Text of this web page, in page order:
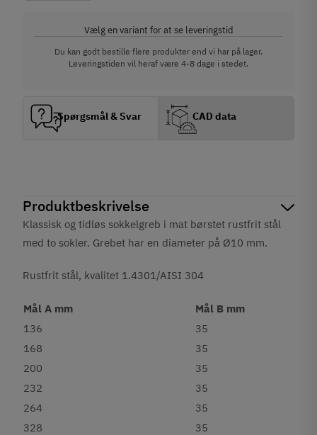
Produktbeskrivelse
Klassisk og tidløs sokkelgreb i mat børstet rustfrit stål
med to sokler. Grebet har en diameter på Ø10 mm.
Rustfrit stål, kvalitet 1.4301/AISI 304
Mål A mm
Mål B mm
136
35
168
35
200
35
232
35
264
35
328
35
Vælg en variant for at se leveringstid
Du kan godt bestille flere produkter end vi har på lager.
Leveringstiden vil heraf være 4-8 dage i stedet.
Spørgsmål & Svar CAD data